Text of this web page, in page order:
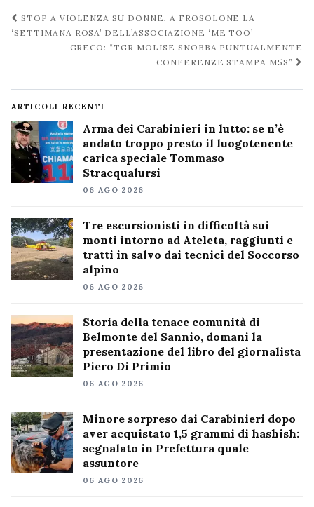
Navigazione
post
STOP A VIOLENZA SU DONNE, A FROSOLONE LA
‘SETTIMANA ROSA’ DELL’ASSOCIAZIONE ‘ME TOO’
GRECO: “TGR MOLISE SNOBBA PUNTUALMENTE
CONFERENZE STAMPA M5S”
ARTICOLI RECENTI
Arma dei Carabinieri in lutto: se n’è
andato troppo presto il luogotenente
carica speciale Tommaso
Stracqualursi
06 AGO 2026
Tre escursionisti in difficoltà sui
monti intorno ad Ateleta, raggiunti e
tratti in salvo dai tecnici del Soccorso
alpino
06 AGO 2026
Storia della tenace comunità di
Belmonte del Sannio, domani la
presentazione del libro del giornalista
Piero Di Primio
06 AGO 2026
Minore sorpreso dai Carabinieri dopo
aver acquistato 1,5 grammi di hashish:
segnalato in Prefettura quale
assuntore
06 AGO 2026